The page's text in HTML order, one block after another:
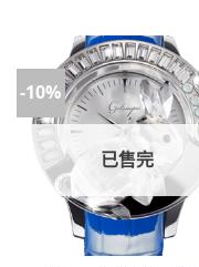
-10%
已售完